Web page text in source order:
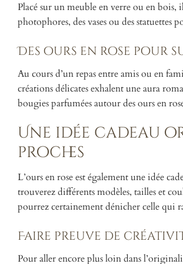
Placé sur un meuble en verre ou en bois,
photophores, des vases ou des
Des ours en rose pour
Au cours d’un repas entre amis ou en
créations délicates exhalent une aura
bougies parfumées autour des ours en
Une idée cadeau
proches
L’ours en rose est également une idée
trouverez différents modèles, tailles et
pourrez certainement dénicher celle qui
Faire preuve de
Pour aller encore plus loin dans